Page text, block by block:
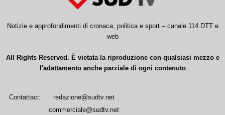
Notizie e approfondimenti di cronaca, politica e sport – canale 114 DTT e
web
All Rights Reserved. È vietata la riproduzione con qualsiasi mezzo e
l'adattamento anche parziale di ogni contenuto
Contattaci:
redazione@sudtv.net
commerciale@sudtv.net